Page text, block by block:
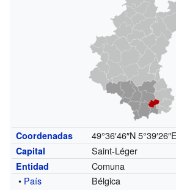
Coordenadas 49°36′46″N 5°39′26″E
Capital Saint-Léger
Entidad
Comuna
• País
Bélgica